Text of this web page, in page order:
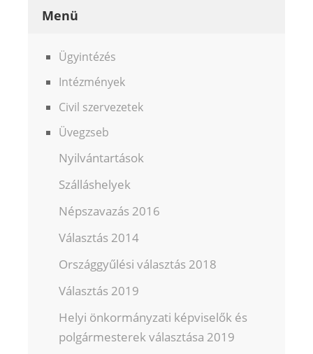
Menü
Ügyintézés
Intézmények
Civil szervezetek
Üvegzseb
Nyilvántartások
Szálláshelyek
Népszavazás 2016
Választás 2014
Országgyűlési választás 2018
Választás 2019
Helyi önkormányzati képviselők és
polgármesterek választása 2019